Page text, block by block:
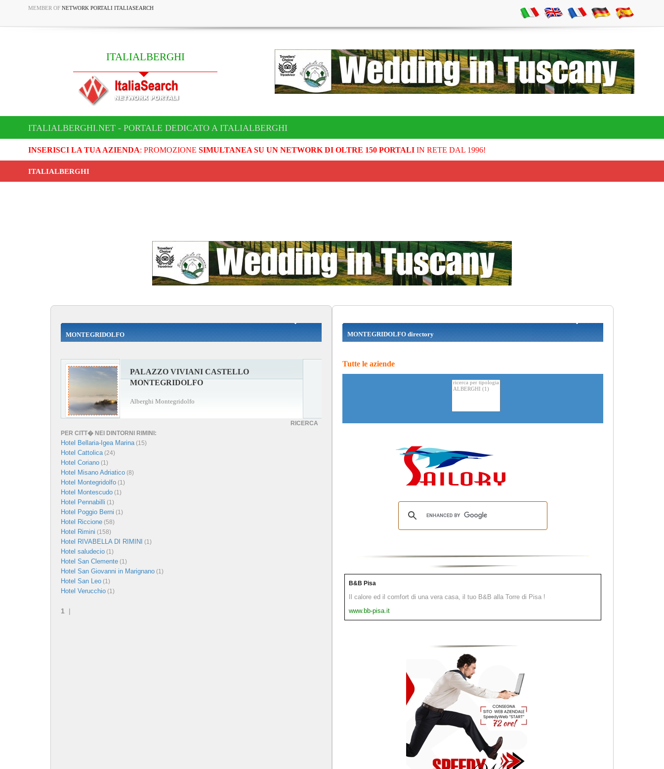
MEMBER OF NETWORK PORTALI ITALIASEARCH
ITALIALBERGHI
ITALIALBERGHI.NET - PORTALE DEDICATO A ITALIALBERGHI
INSERISCI LA TUA AZIENDA: PROMOZIONE SIMULTANEA SU UN NETWORK DI OLTRE 150 PORTALIIN RETE DAL 1996!
ITALIALBERGHI
MONTEGRIDOLFO
PALAZZO VIVIANI CASTELLO
MONTEGRIDOLFO
Alberghi Montegridolfo
RICERCA
PER CITT� NEI DINTORNI RIMINI:
Hotel Bellaria-Igea Marina(15)
Hotel Cattolica(24)
Hotel Coriano (1)
Hotel Misano Adriatico (8)
Hotel Montegridolfo (1)
Hotel Montescudo (1)
Hotel Pennabilli (1)
Hotel Poggio Berni (1)
Hotel Riccione (58)
Hotel Rimini (158)
Hotel RIVABELLA DI RIMINI (1)
Hotel saludecio (1)
Hotel San Clemente (1)
Hotel San Giovanni in Marignano (1)
Hotel San Leo (1)
Hotel Verucchio (1)
1 |
MONTEGRIDOLFO directory
Tutte le aziende
B&B Pisa
Il calore ed il comfort di una vera casa, il tuo B&B alla Torre di Pisa !
www.bb-pisa.it